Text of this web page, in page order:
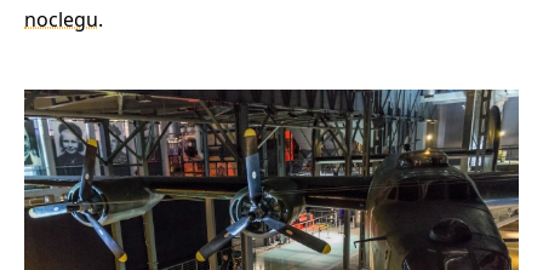
noclegu.